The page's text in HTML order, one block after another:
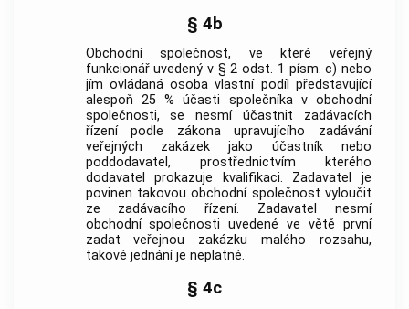
§ 4b
Obchodní společnost, ve které veřejný
funkcionář uvedený v § 2 odst. 1 písm. c) nebo
jím ovládaná osoba vlastní podíl představující
alespoň 25 % účasti společníka v obchodní
společnosti, se nesmí účastnit zadávacích
řízení podle zákona upravujícího zadávání
veřejných zakázek jako účastník nebo
poddodavatel, prostřednictvím kterého
dodavatel prokazuje kvalifikaci. Zadavatel je
povinen takovou obchodní společnost vyloučit
ze zadávacího řízení. Zadavatel nesmí
obchodní společnosti uvedené ve větě první
zadat veřejnou zakázku malého rozsahu,
takové jednání je neplatné.
§ 4c